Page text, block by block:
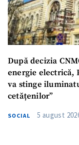
După decizia
energie electrică,
va stinge
cetățenilor”
SOCIAL 5 august